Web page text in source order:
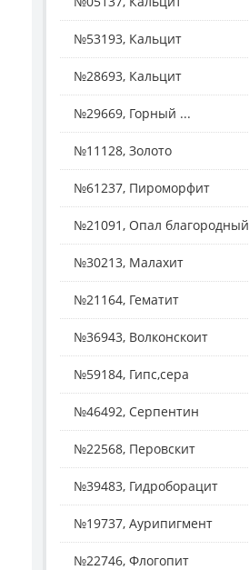
№53193, Кальцит
№28693, Кальцит
№29669, Горный ...
№11128, Золото
№61237, Пироморфит
№21091, Опал благородный
№30213, Малахит
№21164, Гематит
№36943, Волконскоит
№59184, Гипс,сера
№46492, Серпентин
№22568, Перовскит
№39483, Гидроборацит
№19737, Аурипигмент
№22746, Флогопит